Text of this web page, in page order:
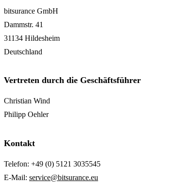
bitsurance GmbH
Dammstr. 41
31134 Hildesheim
Deutschland
Vertreten durch die Geschäftsführer
Christian Wind
Philipp Oehler
Kontakt
Telefon: +49 (0) 5121 3035545
E-Mail: service@bitsurance.eu